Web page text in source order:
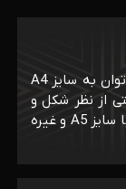
از عمده ترین سایز های فولدر تبیلغاتی می توان به سایز A4
از نظر شکل و
اندازه وجود ندارد و می‌توانید از فولدر هایی با سایز A5 و غیره